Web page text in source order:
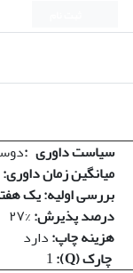
سیاست داوری :
میانگین زمان داوری:
بررسی اولیه: یک
درصد پذیرش:
هزینه چاپ:دارد
چارک (Q):